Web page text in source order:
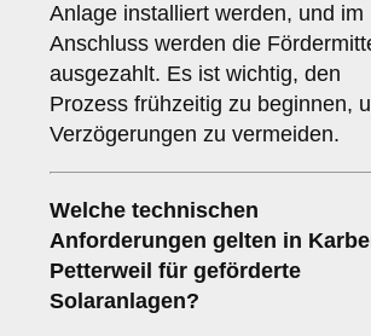
Anlage installiert werden, und im
Anschluss werden die
ausgezahlt. Es ist wichtig, den
Prozess frühzeitig zu beginnen,
Verzögerungen zu vermeiden.
Welche technischen
Anforderungen gelten in
Petterweil für geförderte
Solaranlagen?